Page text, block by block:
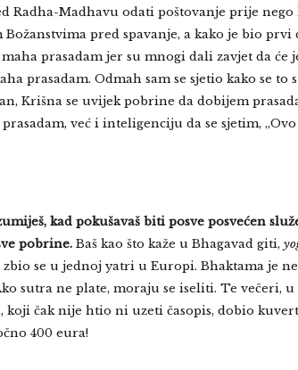
Radha-Madhavu odati poštovanje prije
pred spavanje, a kako je bio prvi
prasadam jer su mnogi dali zavjet da će
prasadam. Odmah sam se sjetio kako se to
Krišna se uvijek pobrine da dobijem
već i inteligenciju da se sjetim,
kad pokušavaš biti posve posvećen
pobrine. Baš kao što kaže u Bhagavad giti,
se u jednoj yatri u Europi. Bhaktama je
sutra ne plate, moraju se iseliti. Te večeri,
koji čak nije htio ni uzeti časopis, dobio
400 eura!